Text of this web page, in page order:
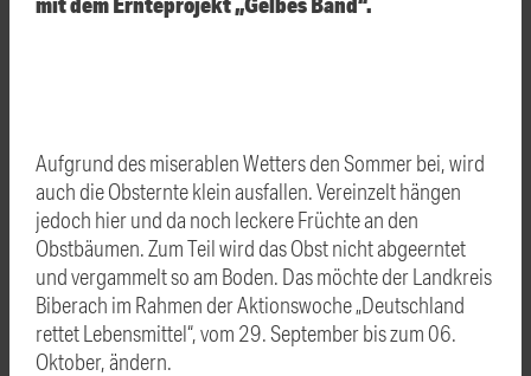
Aufgrund des miserablen Wetters den Sommer bei, wird
auch die Obsternte klein ausfallen. Vereinzelt hängen
jedoch hier und da noch leckere Früchte an den
Obstbäumen. Zum Teil wird das Obst nicht abgeerntet
und vergammelt so am Boden. Das möchte der Landkreis
Biberach im Rahmen der Aktionswoche „Deutschland
rettet Lebensmittel“, vom 29. September bis zum 06.
Oktober, ändern.